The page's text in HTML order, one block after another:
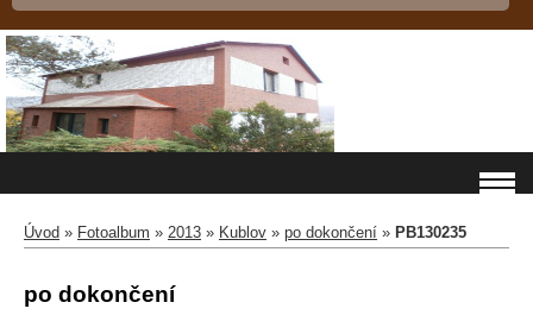
Úvod » Fotoalbum » 2013 » Kublov » po dokončení » PB130235
po dokončení